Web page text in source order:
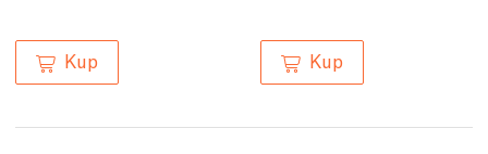
Kup Kup